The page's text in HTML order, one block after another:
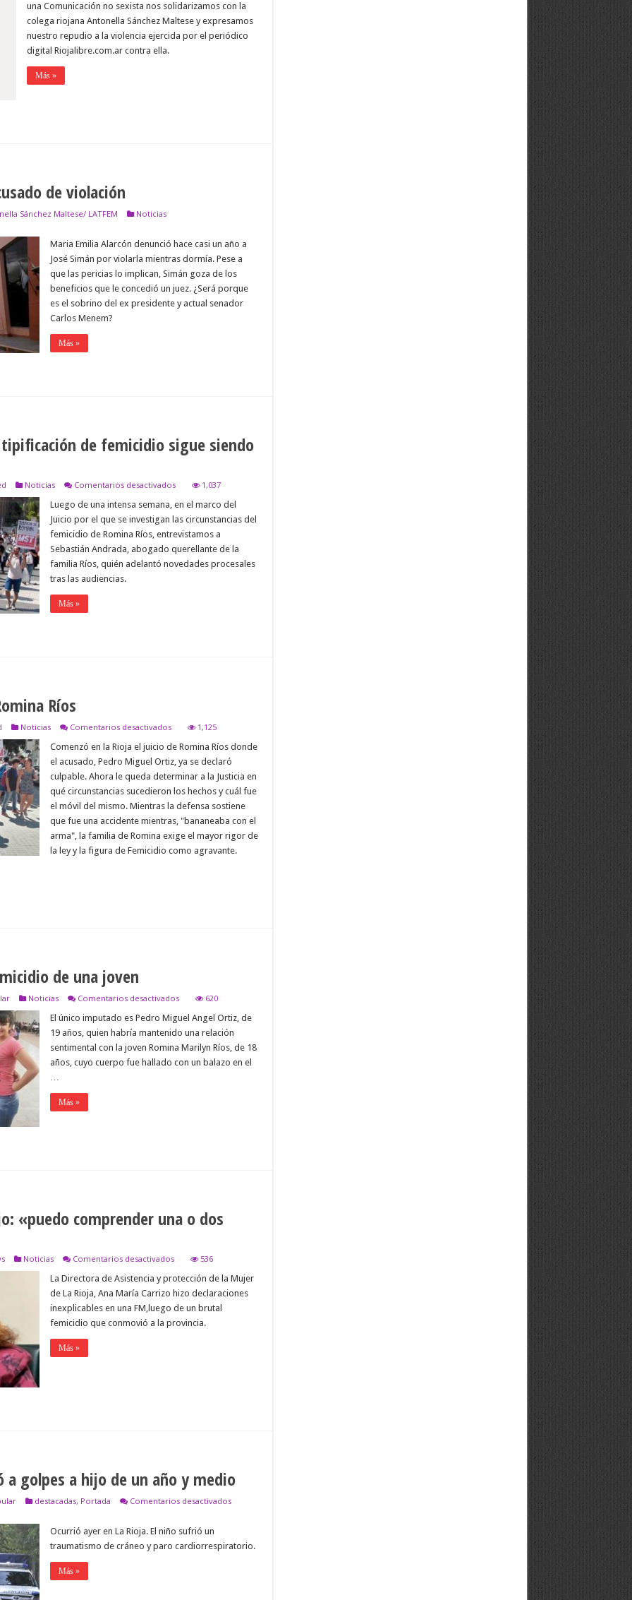
una Comunicación no sexista nos solidarizamos con la
colega riojana Antonella Sánchez Maltese y expresamos
nuestro repudio a la violencia ejercida por el periódico
digital Riojalibre.com.ar contra ella.
Más »
de violación
Sánchez Maltese/ LATFEM
Noticias
Maria Emilia Alarcón denunció hace casi un año a
José Simán por violarla mientras dormía. Pese a
que las pericias lo implican, Simán goza de los
beneficios que le concedió un juez. ¿Será porque
es el sobrino del ex presidente y actual senador
Carlos Menem?
Más »
de femicidio sigue siendo
Noticias Comentarios desactivadosen
un
Estado
tipificación
de
femicidio
sigue
1,037
Luego de una intensa semana, en el marco del
Juicio por el que se investigan las circunstancias del
femicidio de Romina Ríos, entrevistamos a
Sebastián Andrada, abogado querellante de la
familia Ríos, quién adelantó novedades procesales
tras las audiencias.
Más »
Ríos
Noticias Comentarios desactivadosen
por
el
Femicidio
de
Romina
Ríos
1,125
Comenzó en la Rioja el juicio de Romina Ríos donde
el acusado, Pedro Miguel Ortiz, ya se declaró
culpable. Ahora le queda determinar a la Justicia en
qué circunstancias sucedieron los hechos y cuál fue
el móvil del mismo. Mientras la defensa sostiene
que fue una accidente mientras, "bananeaba con el
arma", la familia de Romina exige el mayor rigor de
la ley y la figura de Femicidio como agravante.
de una joven
Noticias Comentarios desactivadosen
a
policía
el
femicidio
620
El único imputado es Pedro Miguel Angel Ortiz, de
19 años, quien habría mantenido una relación
sentimental con la joven Romina Marilyn Ríos, de 18
años, cuyo cuerpo fue hallado con un balazo en el
…
Más »
«puedo comprender una o dos
Noticias Comentarios desactivadosen
a
funcionaria
dijo:
«puedo
536
La Directora de Asistencia y protección de la Mujer
de La Rioja, Ana María Carrizo hizo declaraciones
inexplicables en una FM,luego de un brutal
femicidio que conmovió a la provincia.
Más »
a golpes a hijo de un año y medio
destacadas, Portada Comentarios desactivadosen
mató
Ocurrió ayer en La Rioja. El niño sufrió un
traumatismo de cráneo y paro cardiorrespiratorio.
Más »